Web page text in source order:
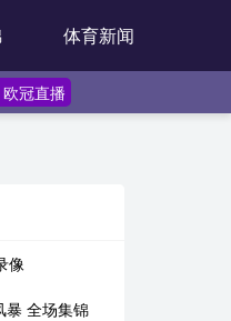
体育新闻
欧冠直播
像
暴 全场集锦